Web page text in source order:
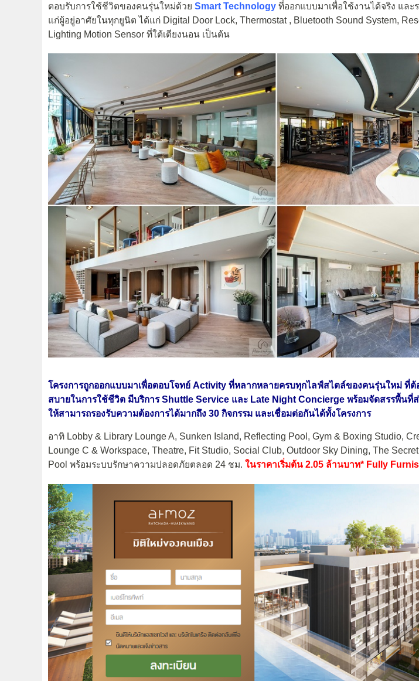
ตอบรับการใช้ชีวิตของคนรุ่นใหม่ด้วย Smart Technology ที่ออกแบบมาเพื่อใช้งานได้จริง และ
แก่ผู้อยู่อาศัยในทุกยูนิต ได้แก่ Digital Door Lock, Thermostat , Bluetooth Sound System,
Lighting Motion Sensor ที่ใต้เตียงนอน เป็นต้น
โครงการถูกออกแบบมาเพื่อตอบโจทย์ Activity ที่หลากหลายครบทุกไลฟ์สไตล์ของคนรุ่นใหม่ ที่ต้
สบายในการใช้ชีวิต มีบริการ Shuttle Service และ Late Night Concierge พร้อมจัดสรรพื้น
ให้สามารถรองรับความต้องการได้มากถึง 30 กิจกรรม และเชื่อมต่อกันได้ทั้งโครงการ
อาทิ Lobby & Library Lounge A, Sunken Island, Reflecting Pool, Gym & Boxing Studio,
Lounge C & Workspace, Theatre, Fit Studio, Social Club, Outdoor Sky Dining, The
Pool พร้อมระบบรักษาความปลอดภัยตลอด 24 ชม. ในราคาเริ่มต้น 2.05 ล้านบาท* Fully